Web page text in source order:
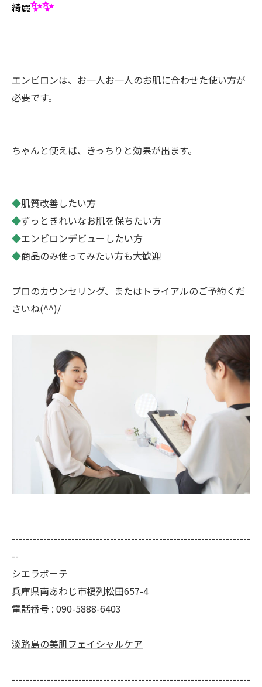
綺麗✨✨
エンビロンは、お一人お一人のお肌に合わせた使い方が
必要です。
ちゃんと使えば、きっちりと効果が出ます。
◆肌質改善したい方
◆ずっときれいなお肌を保ちたい方
◆エンビロンデビューしたい方
◆商品のみ使ってみたい方も大歓迎
プロのカウンセリング、またはトライアルのご予約くだ
さいね(^^)/
--------------------------------------------------------------------
--
シエラボーテ
兵庫県南あわじ市榎列松田657-4
電話番号 : 090-5888-6403
淡路島の美肌フェイシャルケア
--------------------------------------------------------------------